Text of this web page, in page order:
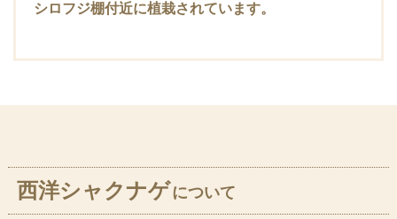
シロフジ棚付近に植栽されています。
西洋シャクナゲについて